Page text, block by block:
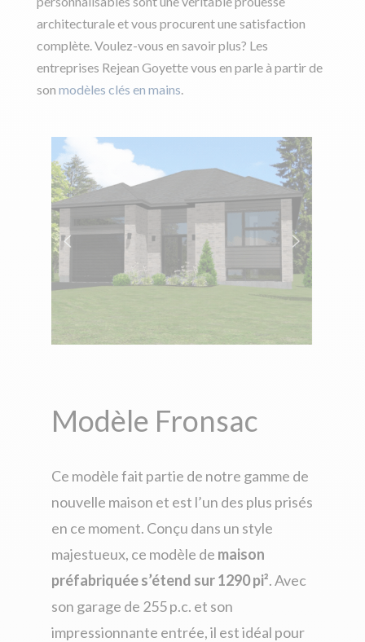
architecturale et vous procurent une satisfaction
complète. Voulez-vous en savoir plus? Les
entreprises Rejean Goyette vous en parle à partir de
son modèles clés en mains.
Modèle Fronsac
Ce modèle fait partie de notre gamme de
nouvelle maison et est l’un des plus prisés
en ce moment. Conçu dans un style
majestueux, ce modèle de maison
préfabriquées’étend sur 1290 pi². Avec
son garage de 255 p.c. et son
impressionnante entrée, il est idéal pour